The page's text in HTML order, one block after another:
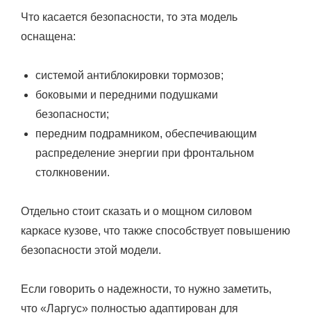
Что касается безопасности, то эта модель
оснащена:
системой антиблокировки тормозов;
боковыми и передними подушками
безопасности;
передним подрамником, обеспечивающим
распределение энергии при фронтальном
столкновении.
Отдельно стоит сказать и о мощном силовом
каркасе кузове, что также способствует повышению
безопасности этой модели.
Если говорить о надежности, то нужно заметить,
что «Ларгус» полностью адаптирован для